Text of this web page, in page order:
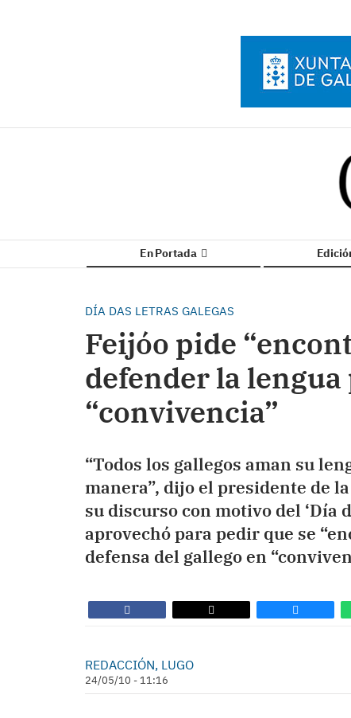
En Portada
DÍA DAS LETRAS GALEGAS
Feijóo pide
defender la
“convivencia”
“Todos los gallegos aman su
manera”, dijo el presidente de
su discurso con motivo del ‘Día
aprovechó para pedir que se
defensa del gallego en
REDACCIÓN, LUGO
24/05/10 - 11:16